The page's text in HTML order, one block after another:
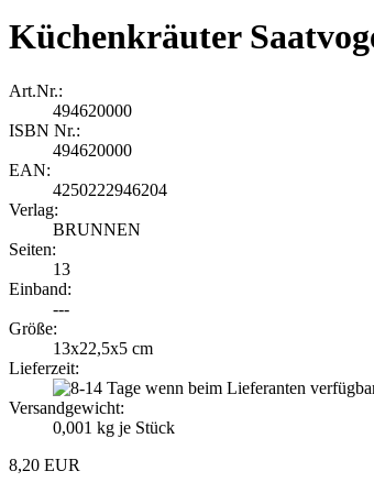
Küchenkräuter
Art.Nr.:
494620000
ISBN Nr.:
494620000
EAN:
4250222946204
Verlag:
BRUNNEN
Seiten:
13
Einband:
---
Größe:
13x22,5x5 cm
Lieferzeit:
Versandgewicht:
0,001 kg je Stück
8,20 EUR